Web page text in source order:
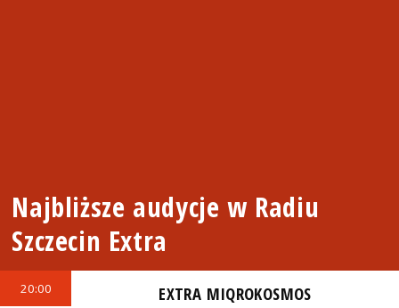
Najbliższe audycje w Radiu
Szczecin Extra
20:00 EXTRA MIQROKOSMOS